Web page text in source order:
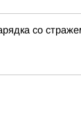
со